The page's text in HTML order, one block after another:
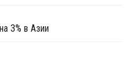
3% в Азии